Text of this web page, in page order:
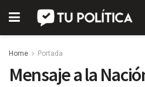
Home Portada
Mensaje a la